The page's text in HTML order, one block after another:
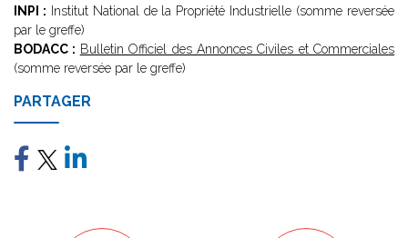
INPI : Institut National de la Propriété Industrielle (somme reversée
par le greffe)
BODACC : Bulletin Officiel des Annonces Civiles et Commerciales
(somme reversée par le greffe)
PARTAGER